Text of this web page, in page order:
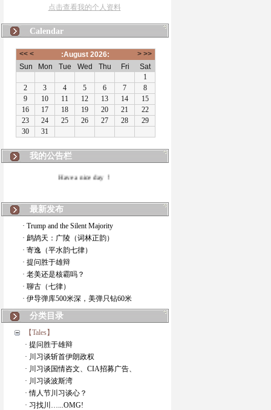
点击查看我的个人资料
Calendar
我的公告栏
Have a nice day ！
最新发布
· Trump and the Silent Majority
· 鹧鸪天：广陵（词林正韵）
· 寄逸（平水韵七律）
· 提问胜于雄辩
· 老美还是核霸吗？
· 聊古（七律）
· 伊导弹库500米深，美弹只钻60米
分类目录
【Tales】
· 提问胜于雄辩
· 川习谈斩首伊朗政权
· 川习谈国情咨文、CIA招募广告、
· 川习谈波斯湾
· 情人节川习谈心？
· 习找川…...OMG!